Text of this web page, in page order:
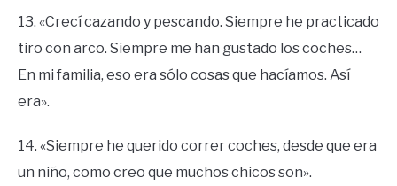
13. «Crecí cazando y pescando. Siempre he practicado
tiro con arco. Siempre me han gustado los coches…
En mi familia, eso era sólo cosas que hacíamos. Así
era».
14. «Siempre he querido correr coches, desde que era
un niño, como creo que muchos chicos son».